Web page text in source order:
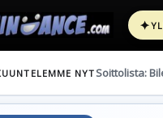
✦
NYTSoittolista: